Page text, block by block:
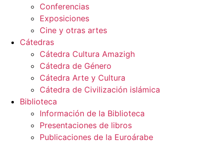
Conferencias
Exposiciones
Cine y otras artes
Cátedras
Cátedra Cultura Amazigh
Cátedra de Género
Cátedra Arte y Cultura
Cátedra de Civilización islámica
Biblioteca
Información de la Biblioteca
Presentaciones de libros
Publicaciones de la Euroárabe